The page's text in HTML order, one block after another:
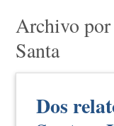
Archivo por
Santa
Dos